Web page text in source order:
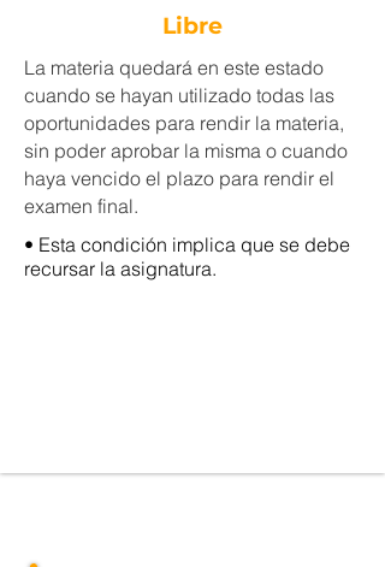
Libre
La materia quedará en este estado
cuando se hayan utilizado todas las
oportunidades para rendir la materia,
sin poder aprobar la misma o cuando
haya vencido el plazo para rendir el
examen final.
• Esta condición implica que se debe
recursar la asignatura.